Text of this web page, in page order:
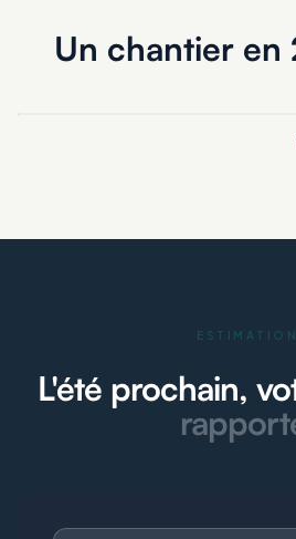
Un chantier en
ESTIMATION
L'été prochain,